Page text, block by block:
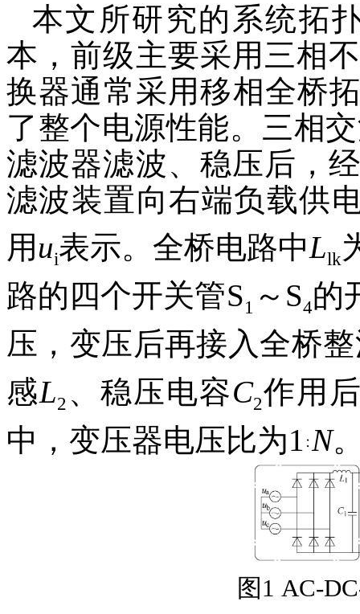
本文所研究的系统拓
本，前级主要采用三相
换器通常采用移相全桥
了整个电源性能。三相
滤波器滤波、稳压后，
滤波装置向右端负载供
用 ui表示。全桥电路中Llk
路的四个开关管S1 ～S4的
压，变压后再接入全桥
感L2 、稳压电容C2作用
中，变压器电压比为1 N
图1 AC-